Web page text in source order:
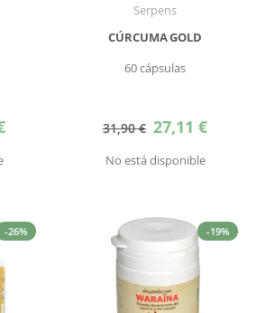
Serpens
CÚRCUMA GOLD
60 cápsulas
31,90 € Precio
especial
27,11 €
No está disponible
-26% -19%